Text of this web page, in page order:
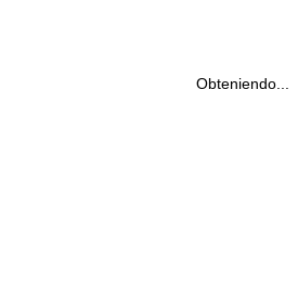
Obteniendo...